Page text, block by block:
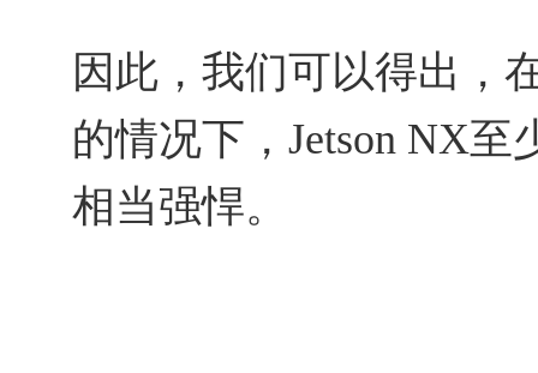
因此，我们可以得出，
的情况下，Jetson NX至
相当强悍。